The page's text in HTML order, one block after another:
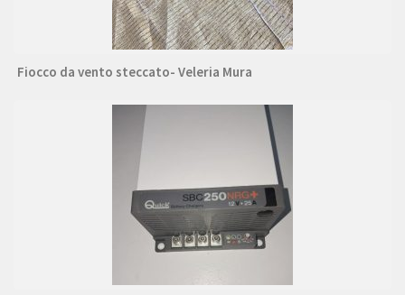
Fiocco da vento steccato- Veleria Mura